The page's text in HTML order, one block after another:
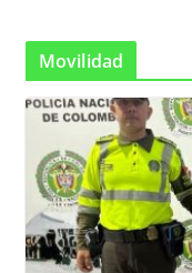
Movilidad